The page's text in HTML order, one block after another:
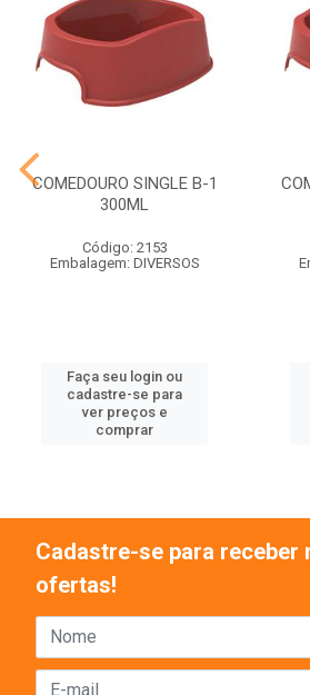
COMEDOURO SINGLE B-1
300ML
Código: 2153
Embalagem: DIVERSOS
Faça seu login ou
cadastre-se para
ver preços e
comprar
Cadastre-se para receber
ofertas!